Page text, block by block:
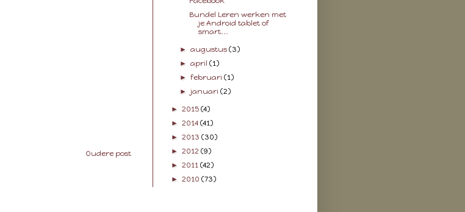
Oudere post
Bundel Leren werken met
je Android tablet of
smart...
►augustus(3)
►april(1)
►februari(1)
►januari(2)
► 2015 (4)
► 2014 (41)
► 2013 (30)
► 2012 (9)
► 2011 (42)
► 2010 (73)